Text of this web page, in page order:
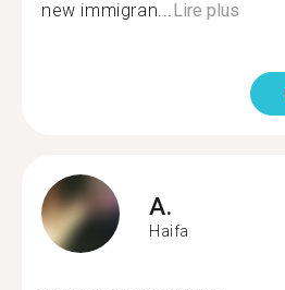
new immigran...Lire plus
A.
Haifa